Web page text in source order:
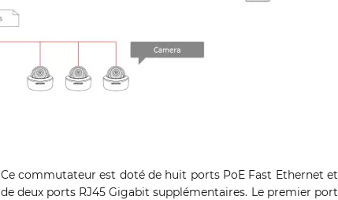
Ce commutateur est doté de huit ports PoE Fast Ethernet et
de deux ports RJ45 Gigabit supplémentaires. Le premier port